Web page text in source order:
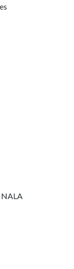
NALA